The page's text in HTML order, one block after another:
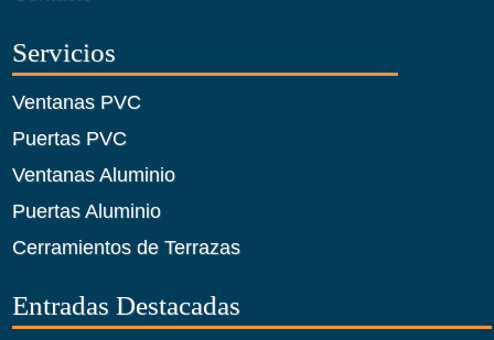
Servicios
Ventanas PVC
Puertas PVC
Ventanas Aluminio
Puertas Aluminio
Cerramientos de Terrazas
Entradas Destacadas